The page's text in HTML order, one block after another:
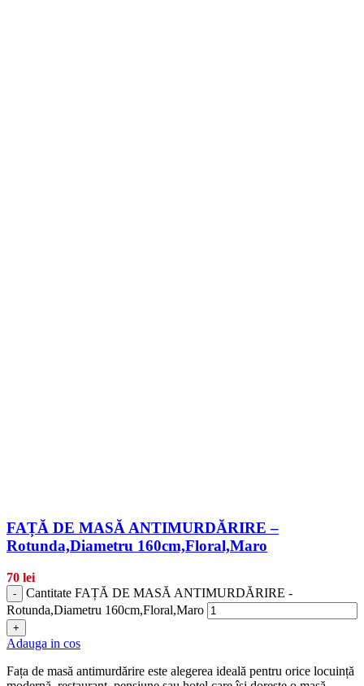
FAȚĂ DE MASĂ ANTIMURDĂRIRE –
Rotunda,Diametru 160cm,Floral,Maro
70 lei
-
Cantitate FAȚĂ DE MASĂ ANTIMURDĂRIRE -
Rotunda,Diametru 160cm,Floral,Maro
+
Adauga in cos
Fața de masă antimurdărire este alegerea ideală pentru orice locuință